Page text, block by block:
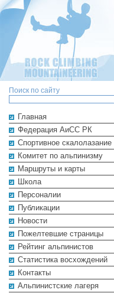
Поиск по сайту
Главная
Федерация АиСС РК
Cпортивное скалолазание
Комитет по альпинизму
Маршруты и карты
Школа
Персоналии
Публикации
Новости
Пожелтевшие страницы
Рейтинг альпинистов
Cтатистика восхождений
Контакты
Альпинистские лагеря